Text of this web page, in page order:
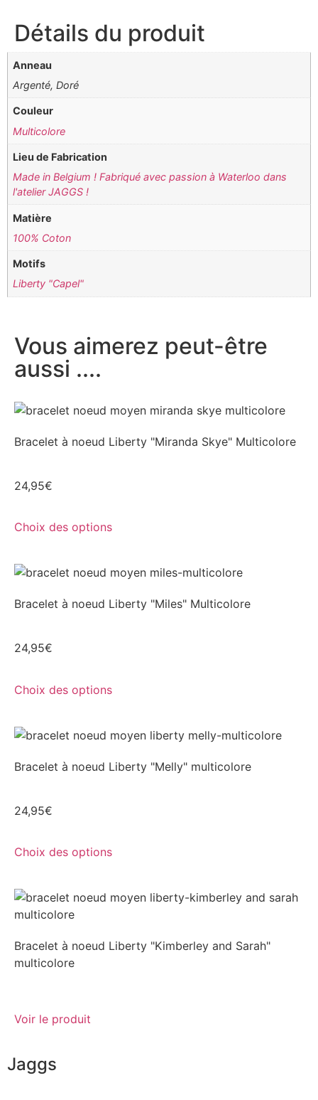
Détails du produit
Anneau
Argenté, Doré
Couleur
Multicolore
Lieu de Fabrication
Made in Belgium ! Fabriqué avec passion à Waterloo dans
l'atelier JAGGS !
Matière
100% Coton
Motifs
Liberty "Capel"
Vous aimerez peut-être
aussi ....
Bracelet à noeud Liberty "Miranda Skye" Multicolore
24,95€
Choix des options
Bracelet à noeud Liberty "Miles" Multicolore
24,95€
Choix des options
Bracelet à noeud Liberty "Melly" multicolore
24,95€
Choix des options
Bracelet à noeud Liberty "Kimberley and Sarah"
multicolore
Voir le produit
Jaggs